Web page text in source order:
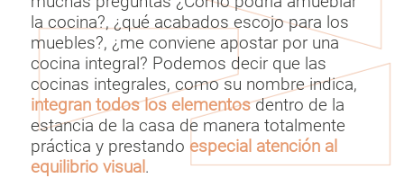
la cocina?, ¿qué acabados escojo para los
muebles?, ¿me conviene apostar por una
cocina integral? Podemos decir que las
cocinas integrales, como su nombre indica,
integran todos los elementosdentro de la
estancia de la casa de manera totalmente
práctica y prestando especial atención al
equilibrio visual.